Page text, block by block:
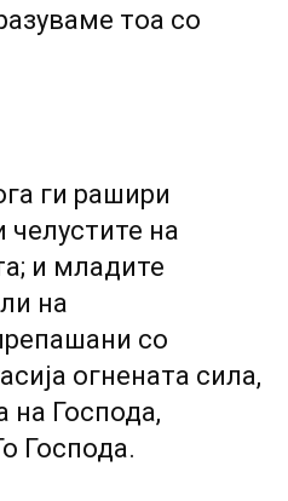
тоа со
ги рашири
челустите на
и младите
на
со
огнената сила,
на Господа,
Господа.